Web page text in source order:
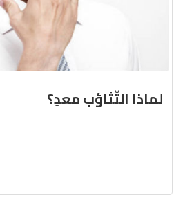
لماذا التّثاؤب معدٍ؟